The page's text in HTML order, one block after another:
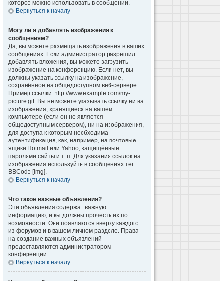
которое можно использовать в сообщении.
Вернуться к началу
Могу ли я добавлять изображения к
сообщениям?
Да, вы можете размещать изображения в ваших
сообщениях. Если администратор разрешил
добавлять вложения, вы можете загрузить
изображение на конференцию. Если нет, вы
должны указать ссылку на изображение,
сохранённое на общедоступном веб-сервере.
Пример ссылки: http://www.example.com/my-
picture.gif. Вы не можете указывать ссылку ни на
изображения, хранящиеся на вашем
компьютере (если он не является
общедоступным сервером), ни на изображения,
для доступа к которым необходима
аутентификация, как, например, на почтовые
ящики Hotmail или Yahoo, защищённые
паролями сайты и т. п. Для указания ссылок на
изображения используйте в сообщениях тег
BBCode [img].
Вернуться к началу
Что такое важные объявления?
Эти объявления содержат важную
информацию, и вы должны прочесть их по
возможности. Они появляются вверху каждого
из форумов и в вашем личном разделе. Права
на создание важных объявлений
предоставляются администратором
конференции.
Вернуться к началу